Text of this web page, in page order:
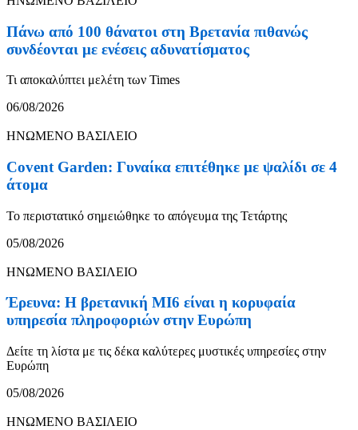
Πάνω από 100 θάνατοι στη Βρετανία πιθανώς
συνδέονται με ενέσεις αδυνατίσματος
Τι αποκαλύπτει μελέτη των Times
06/08/2026
ΗΝΩΜΕΝΟ ΒΑΣΙΛΕΙΟ
Covent Garden: Γυναίκα επιτέθηκε με ψαλίδι σε 4
άτομα
Το περιστατικό σημειώθηκε το απόγευμα της Τετάρτης
05/08/2026
ΗΝΩΜΕΝΟ ΒΑΣΙΛΕΙΟ
Έρευνα: Η βρετανική MI6 είναι η κορυφαία
υπηρεσία πληροφοριών στην Ευρώπη
Δείτε τη λίστα με τις δέκα καλύτερες μυστικές υπηρεσίες στην
Ευρώπη
05/08/2026
ΗΝΩΜΕΝΟ ΒΑΣΙΛΕΙΟ